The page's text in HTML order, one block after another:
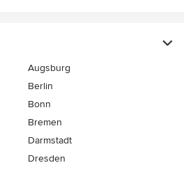
Augsburg
Berlin
Bonn
Bremen
Darmstadt
Dresden